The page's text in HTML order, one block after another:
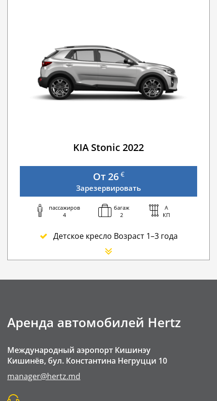
Мобильный Wi-Fi
Аварийная служба премиум-класса на дороге
Пересечение границы Румыния
Плата за мойку автомобиля
Go Chisinau Airport Shuttle Bus Service And
KIA Stonic 2022
От 26 €
Зарезервировать
пассажиров
4
багаж
2
A
КП
Детское кресло Возраст 1–3 года
Сиденье для новорожденного
Детское кресло Buster — сиденье-бустер
Мобильный Wi-Fi
Пересечение границы Румыния
Плата за мойку автомобиля
Go Chisinau Airport Shuttle Bus Service And
Аренда автомобилей Hertz
Международный аэропорт Кишинэу
Кишинёв, бул. Константина Негруцци 10
manager@hertz.md